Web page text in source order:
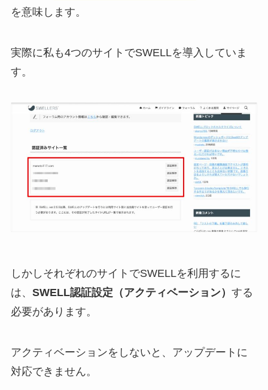
を意味します。
実際に私も4つのサイトでSWELLを導入していま
す。
しかしそれぞれのサイトでSWELLを利用するに
は、 SWELL認証設定（アクティベーション） する
必要があります。
アクティベーションをしないと、アップデートに
対応できません。